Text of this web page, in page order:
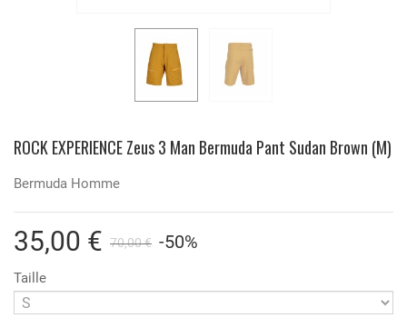
ROCK EXPERIENCE Zeus 3 Man Bermuda Pant Sudan Brown (M)
Bermuda Homme
35,00 € 70,00 € -50%
Taille